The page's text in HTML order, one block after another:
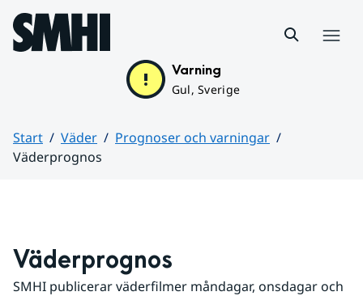
Hoppa till sidans innehåll
Varning
Gul, Sverige
Start Väder
Prognoser och varningar
Väderprognos
Väderprognos
SMHI publicerar väderfilmer måndagar, onsdagar och